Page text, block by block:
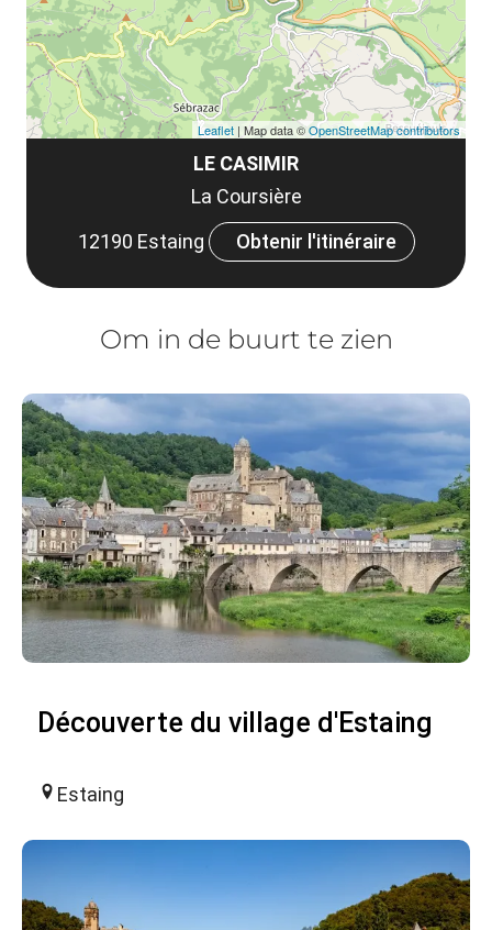
LE CASIMIR
La Coursière
12190 Estaing
Obtenir l'itinéraire
Leaflet | Map data ©OpenStreetMap contributors
Om in de buurt te zien
Découverte du village d'Estaing
Estaing